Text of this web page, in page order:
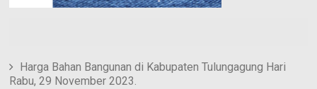
Harga Bahan Bangunan di Kabupaten Tulungagung Hari
Rabu, 29 November 2023.